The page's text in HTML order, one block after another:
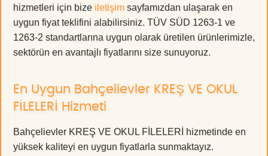
hizmetleri için bize iletişim sayfamızdan ulaşarak en
uygun fiyat teklifini alabilirsiniz. TÜV SÜD 1263-1 ve
1263-2 standartlarına uygun olarak üretilen ürünlerimizle,
sektörün en avantajlı fiyatlarını size sunuyoruz.
En Uygun Bahçelievler KREŞ VE OKUL
FİLELERİ Hizmeti
Bahçelievler KREŞ VE OKUL FİLELERİ hizmetinde en
yüksek kaliteyi en uygun fiyatlarla sunmaktayız.